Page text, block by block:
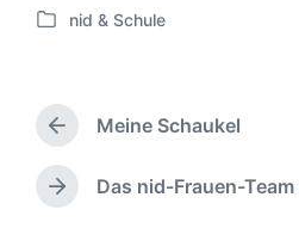
V
ö
f
e
n
nid & Schule
V
o
r
h
Meine Schaukel
N
Das nid-Frauen-